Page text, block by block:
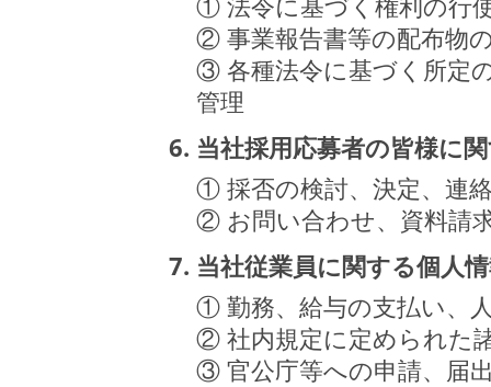
② 事業報告書等の配布物
③ 各種法令に基づく所定
管理
6. 当社採用応募者の皆様に
① 採否の検討、決定、連
② お問い合わせ、資料請
7. 当社従業員に関する個人
① 勤務、給与の支払い、
② 社内規定に定められた
③ 官公庁等への申請、届